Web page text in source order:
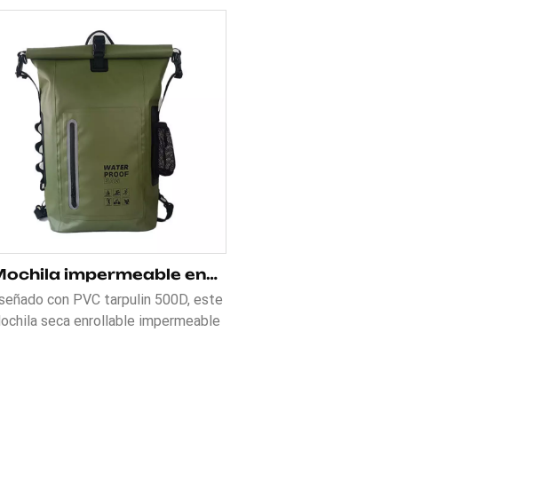
Mochila impermeable enrollable de 25 l para ciclismo
con PVC tarpulin 500D, este
seca enrollable impermeable